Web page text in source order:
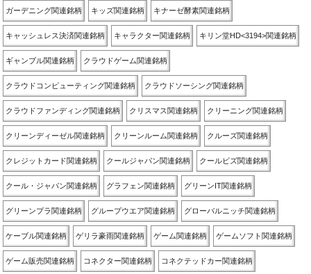
ガーデニング関連銘柄 キッズ関連銘柄 キナーゼ酵素関連銘柄
キャッシュレス決済関連銘柄 キャラクター関連銘柄 キリン堂HD<3194>関連銘柄
ギャンブル関連銘柄 クラウドゲーム関連銘柄
クラウドコンピューティング関連銘柄 クラウドソーシング関連銘柄
クラウドファンディング関連銘柄 クリスマス関連銘柄 クリーニング関連銘柄
クリーンディーゼル関連銘柄 クリーンルーム関連銘柄 クルーズ関連銘柄
クレジットカード関連銘柄 クールジャパン関連銘柄 クールビズ関連銘柄
クール・ジャパン関連銘柄 グラフェン関連銘柄 グリーンIT関連銘柄
グリーンプラ関連銘柄 グループウエア関連銘柄 グローバルニッチ関連銘柄
ケーブル関連銘柄 ゲリラ豪雨関連銘柄 ゲーム関連銘柄 ゲームソフト関連銘柄
ゲーム販売関連銘柄 コネクター関連銘柄 コネクテッドカー関連銘柄